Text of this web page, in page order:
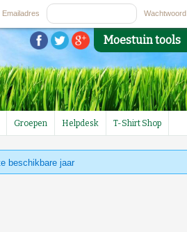
Emailadres Wachtwoord
Moestuin tools
Groepen Helpdesk T-Shirt Shop
beschikbare jaar